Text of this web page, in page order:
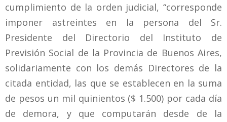
cumplimiento de la orden judicial, “corresponde
imponer astreintes en la persona del Sr.
Presidente del Directorio del Instituto de
Previsión Social de la Provincia de Buenos Aires,
solidariamente con los demás Directores de la
citada entidad, las que se establecen en la suma
de pesos un mil quinientos ($ 1.500) por cada día
de demora, y que computarán desde de la